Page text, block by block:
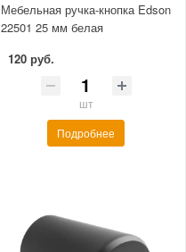
Мебельная ручка-кнопка Edson
22501 25 мм белая
120 руб.
шт
Подробнее